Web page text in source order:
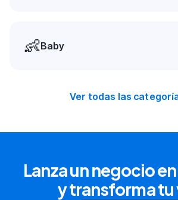
👶Baby
Ver todas las
Lanza un negocio
y transforma tu